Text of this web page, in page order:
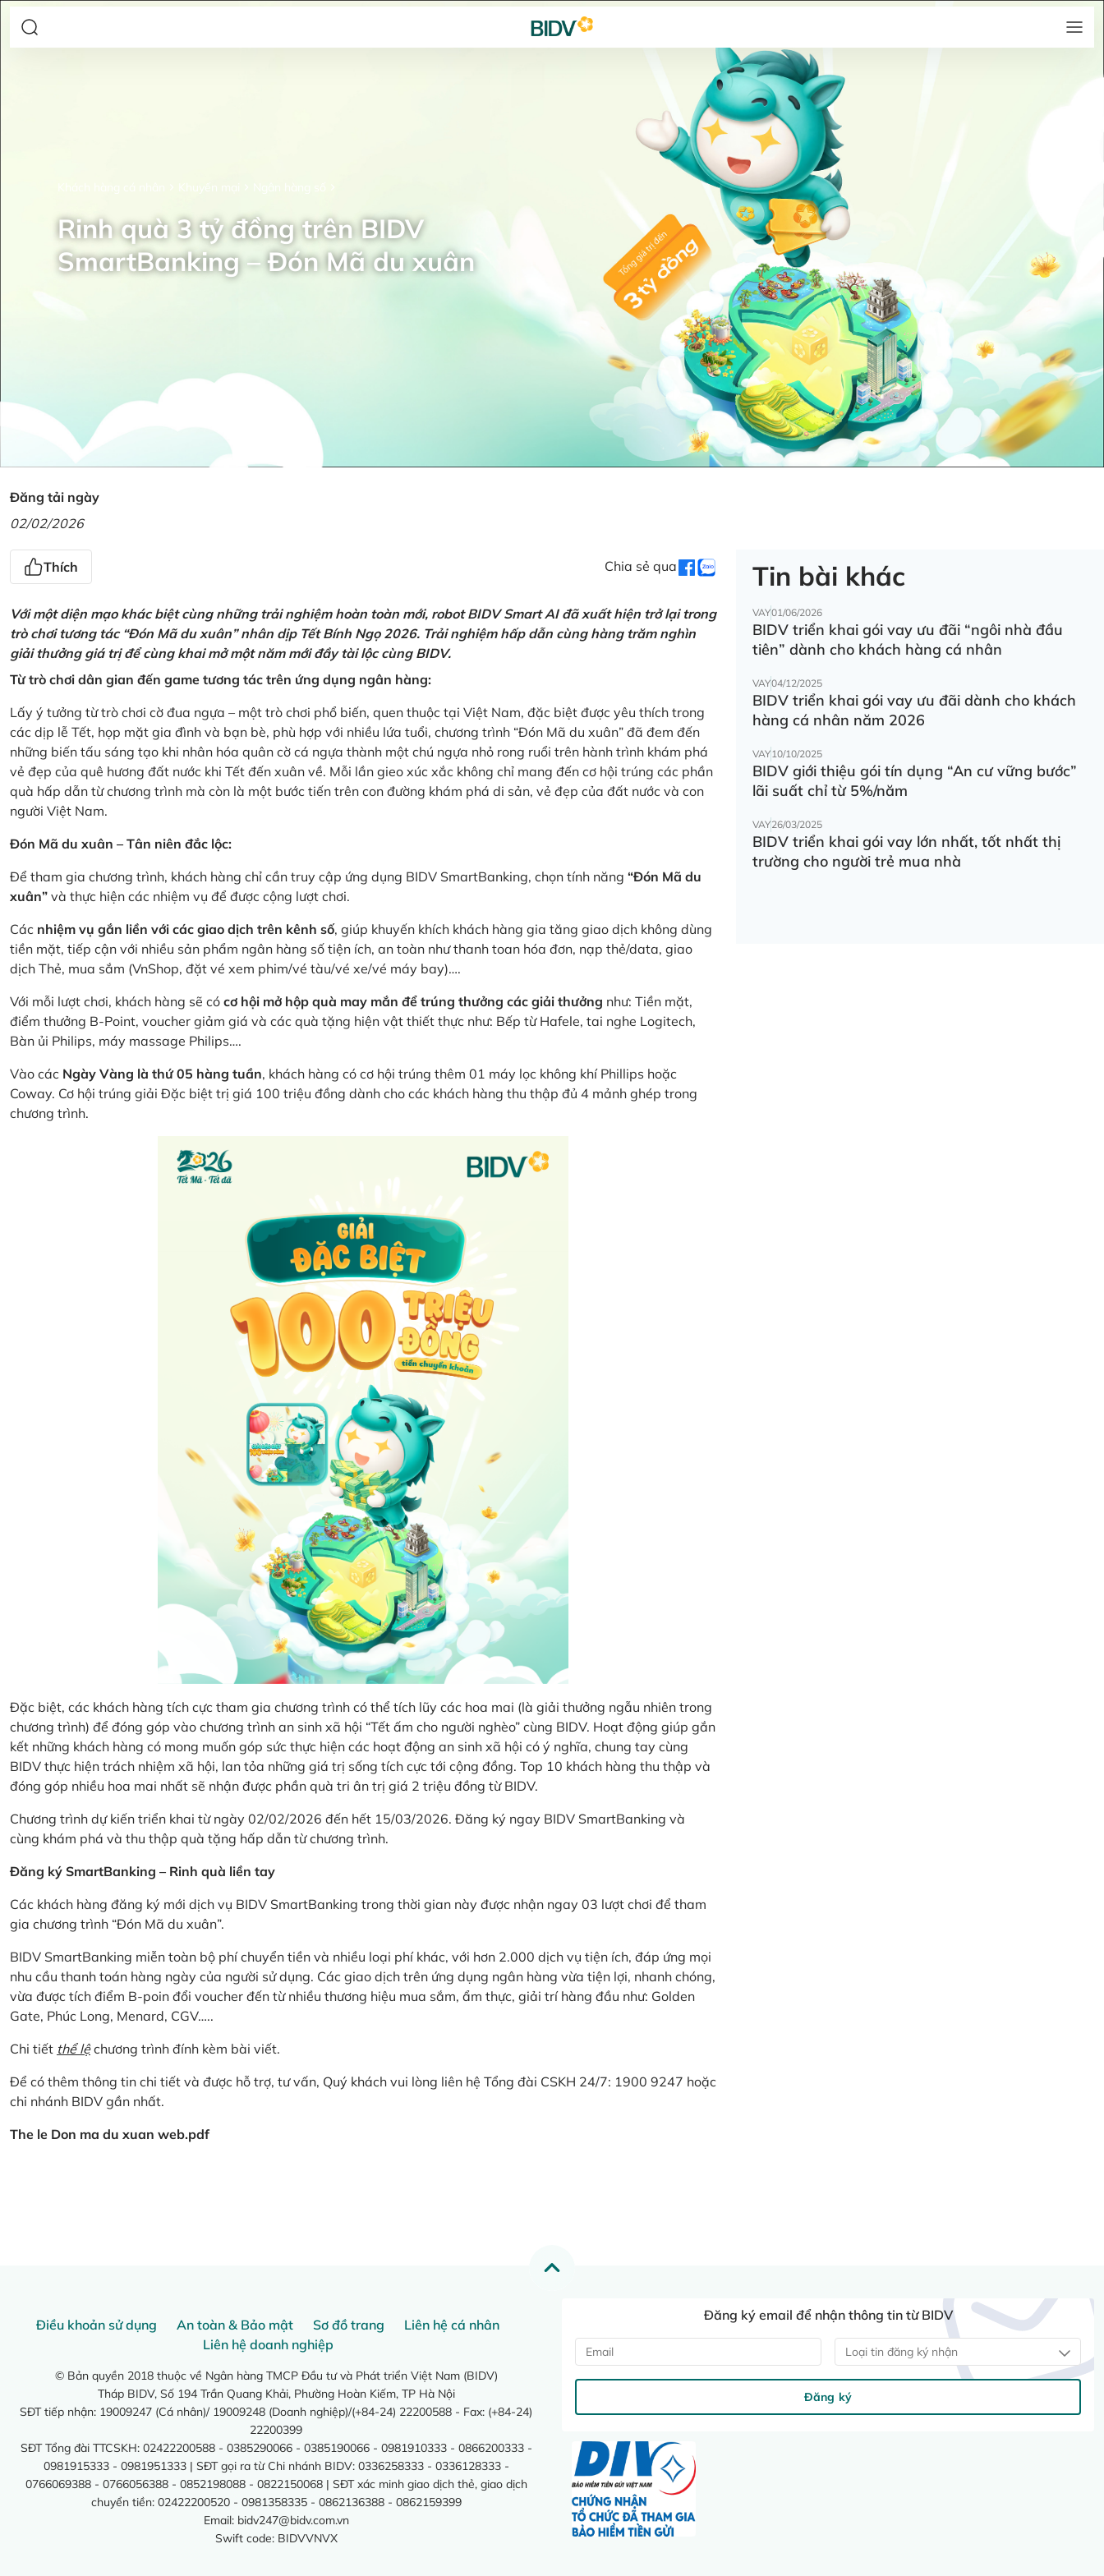
Khuyến mại Ngân hàng số
Rinh quà 3 tỷ đồng trên BIDV
SmartBanking – Đón Mã du xuân
Đăng tải ngày
02/02/2026
Thích Chia sẻ qua
Với một diện mạo khác biệt cùng những trải nghiệm hoàn toàn mới, robot BIDV Smart AI đã xuất hiện trở lại trong
trò chơi tương tác “Đón Mã du xuân” nhân dịp Tết Bính Ngọ 2026. Trải nghiệm hấp dẫn cùng hàng trăm nghìn
giải thưởng giá trị để cùng khai mở một năm mới đầy tài lộc cùng BIDV.
Từ trò chơi dân gian đến game tương tác trên ứng dụng ngân hàng:
Lấy ý tưởng từ trò chơi cờ đua ngựa – một trò chơi phổ biến, quen thuộc tại Việt Nam, đặc biệt được yêu thích trong
các dịp lễ Tết, họp mặt gia đình và bạn bè, phù hợp với nhiều lứa tuổi, chương trình “Đón Mã du xuân” đã đem đến
những biến tấu sáng tạo khi nhân hóa quân cờ cá ngựa thành một chú ngựa nhỏ rong ruổi trên hành trình khám phá
vẻ đẹp của quê hương đất nước khi Tết đến xuân về. Mỗi lần gieo xúc xắc không chỉ mang đến cơ hội trúng các phần
quà hấp dẫn từ chương trình mà còn là một bước tiến trên con đường khám phá di sản, vẻ đẹp của đất nước và con
người Việt Nam.
Đón Mã du xuân – Tân niên đắc lộc:
Để tham gia chương trình, khách hàng chỉ cần truy cập ứng dụng BIDV SmartBanking, chọn tính năng “Đón Mã du
xuân” và thực hiện các nhiệm vụ để được cộng lượt chơi.
Các nhiệm vụ gắn liền với các giao dịch trên kênh số, giúp khuyến khích khách hàng gia tăng giao dịch không dùng
tiền mặt, tiếp cận với nhiều sản phẩm ngân hàng số tiện ích, an toàn như thanh toan hóa đơn, nạp thẻ/data, giao
dịch Thẻ, mua sắm (VnShop, đặt vé xem phim/vé tàu/vé xe/vé máy bay)….
Với mỗi lượt chơi, khách hàng sẽ có cơ hội mở hộp quà may mắn để trúng thưởng các giải thưởng như: Tiền mặt,
điểm thưởng B-Point, voucher giảm giá và các quà tặng hiện vật thiết thực như: Bếp từ Hafele, tai nghe Logitech,
Bàn ủi Philips, máy massage Philips….
Vào các Ngày Vàng là thứ 05 hàng tuần, khách hàng có cơ hội trúng thêm 01 máy lọc không khí Phillips hoặc
Coway. Cơ hội trúng giải Đặc biệt trị giá 100 triệu đồng dành cho các khách hàng thu thập đủ 4 mảnh ghép trong
chương trình.
Đặc biệt, các khách hàng tích cực tham gia chương trình có thể tích lũy các hoa mai (là giải thưởng ngẫu nhiên trong
chương trình) để đóng góp vào chương trình an sinh xã hội “Tết ấm cho người nghèo” cùng BIDV. Hoạt động giúp gắn
kết những khách hàng có mong muốn góp sức thực hiện các hoạt động an sinh xã hội có ý nghĩa, chung tay cùng
BIDV thực hiện trách nhiệm xã hội, lan tỏa những giá trị sống tích cực tới cộng đồng. Top 10 khách hàng thu thập và
đóng góp nhiều hoa mai nhất sẽ nhận được phần quà tri ân trị giá 2 triệu đồng từ BIDV.
Chương trình dự kiến triển khai từ ngày 02/02/2026 đến hết 15/03/2026. Đăng ký ngay BIDV SmartBanking và
cùng khám phá và thu thập quà tặng hấp dẫn từ chương trình.
Đăng ký SmartBanking – Rinh quà liền tay
Các khách hàng đăng ký mới dịch vụ BIDV SmartBanking trong thời gian này được nhận ngay 03 lượt chơi để tham
gia chương trình “Đón Mã du xuân”.
BIDV SmartBanking miễn toàn bộ phí chuyển tiền và nhiều loại phí khác, với hơn 2.000 dịch vụ tiện ích, đáp ứng mọi
nhu cầu thanh toán hàng ngày của người sử dụng. Các giao dịch trên ứng dụng ngân hàng vừa tiện lợi, nhanh chóng,
vừa được tích điểm B-poin đổi voucher đến từ nhiều thương hiệu mua sắm, ẩm thực, giải trí hàng đầu như: Golden
Gate, Phúc Long, Menard, CGV…..
Chi tiết thể lệchương trình đính kèm bài viết.
Để có thêm thông tin chi tiết và được hỗ trợ, tư vấn, Quý khách vui lòng liên hệ Tổng đài CSKH 24/7: 1900 9247 hoặc
chi nhánh BIDV gần nhất.
The le Don ma du xuan web.pdf
Tin bài khác
VAY01/06/2026
BIDV triển khai gói vay ưu đãi “ngôi nhà đầu
tiên” dành cho khách hàng cá nhân
VAY04/12/2025
BIDV triển khai gói vay ưu đãi dành cho khách
hàng cá nhân năm 2026
VAY10/10/2025
BIDV giới thiệu gói tín dụng “An cư vững bước”
lãi suất chỉ từ 5%/năm
VAY26/03/2025
BIDV triển khai gói vay lớn nhất, tốt nhất thị
trường cho người trẻ mua nhà
Điều khoản sử dụng An toàn & Bảo mật Sơ đồ trang
Liên hệ cá nhân
Liên hệ doanh nghiệp
© Bản quyền 2018 thuộc về Ngân hàng TMCP Đầu tư và Phát triển Việt Nam (BIDV)
Tháp BIDV, Số 194 Trần Quang Khải, Phường Hoàn Kiếm, TP Hà Nội
SĐT tiếp nhận: 19009247 (Cá nhân)/ 19009248 (Doanh nghiệp)/(+84-24) 22200588 - Fax: (+84-24)
22200399
SĐT Tổng đài TTCSKH: 02422200588 - 0385290066 - 0385190066 - 0981910333 - 0866200333 -
0981915333 - 0981951333 | SĐT gọi ra từ Chi nhánh BIDV: 0336258333 - 0336128333 -
0766069388 - 0766056388 - 0852198088 - 0822150068 | SĐT xác minh giao dịch thẻ, giao dịch
chuyển tiền: 02422200520 - 0981358335 - 0862136388 - 0862159399
Email: bidv247@bidv.com.vn
Swift code: BIDVVNVX
Đăng ký email để nhận thông tin từ BIDV
Loại tin đăng ký nhận
Đăng ký